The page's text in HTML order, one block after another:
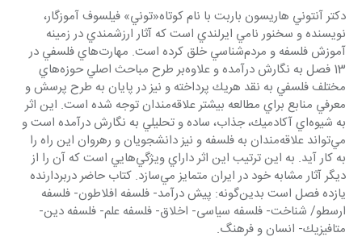
دكتر آنتوني هاريسون باربت با نام كوتاه«توني» فيلسوف آموزگار،
‌نويسنده و سخنور نامي ايرلندي است كه آثار ارزشمندي در زمينه
آموزش فلسفه و مردم‌شناسي خلق كرده است. مهارت‌هاي فلسفي در
13 فصل به نگارش درآمده و علاوه‌بر طرح مباحث اصلي حوزه‌هاي
مختلف فلسفي به نقد هريك پرداخته و نيز در پايان به طرح پرسش و
معرفي منابع براي مطالعه بيشتر علاقه‌مندان توجه شده است. اين اثر
به شيوه‌اي آكادميك، جذاب، ساده و تحليلي به نگارش درآمده است و
مي‌تواند علاقه‌مندان به فلسفه و نيز دانشجويان و رهروان اين راه را
به كار ‌آيد. به اين ترتيب اين اثر داراي ويژگي‌هايي است كه آن را از
ديگر آثار مشابه خود در ايران متمايز مي‌سازد. كتاب حاضر دربردارنده
يازده فصل است بدين‌گونه: پيش درآمد- فلسفه افلاطون- فلسفه
ارسطو/ شناخت- فلسفه سیاسی- اخلاق- فلسفه علم- فلسفه دين-
متافيزيك- انسان و فرهنگ.